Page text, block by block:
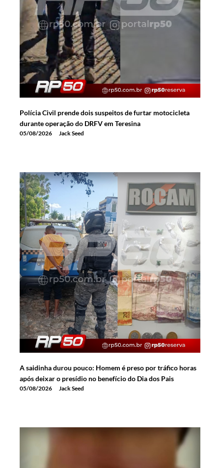
Polícia Civil prende dois suspeitos de furtar motocicleta
durante operação do DRFV em Teresina
05/08/2026 Jack Seed
A saidinha durou pouco: Homem é preso por tráfico horas
após deixar o presídio no benefício do Dia dos Pais
05/08/2026 Jack Seed